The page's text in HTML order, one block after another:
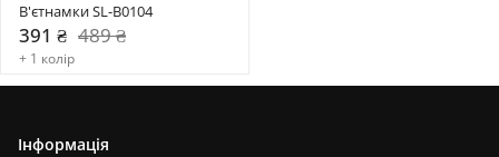
В'єтнамки SL-B0104
391 ₴ 489 ₴
+ 1 колір
Інформація